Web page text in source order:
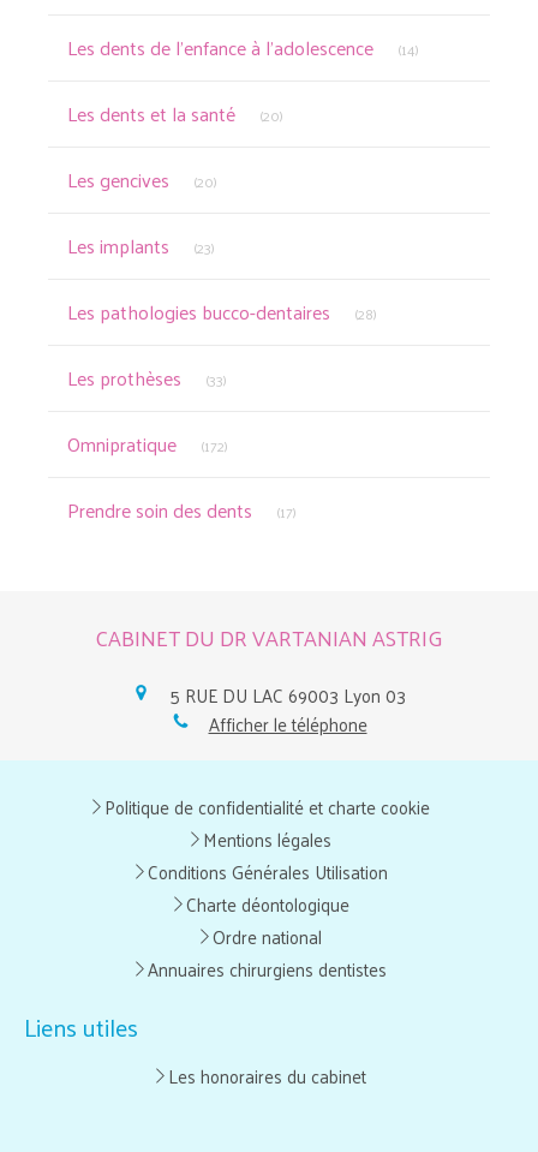
Les dents de l’enfance à l’adolescence (14)
Les dents et la santé (20)
Les gencives (20)
Les implants (23)
Les pathologies bucco-dentaires (28)
Les prothèses (33)
Omnipratique (172)
Prendre soin des dents (17)
CABINET DU DR VARTANIAN ASTRIG
5 RUE DU LAC69003 Lyon 03
Afficher le téléphone
Politique de confidentialité et charte cookie
Mentions légales
Conditions Générales Utilisation
Charte déontologique
Ordre national
Annuaires chirurgiens dentistes
Liens utiles
Les honoraires du cabinet